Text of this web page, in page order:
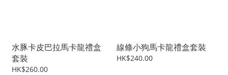
水豚卡皮巴拉馬卡龍禮盒
套裝
HK$260.00
線條小狗馬卡龍禮盒套裝
HK$240.00